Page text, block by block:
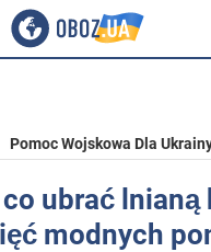
Pomoc Wojskowa Dla
ubrać lnianą
modnych